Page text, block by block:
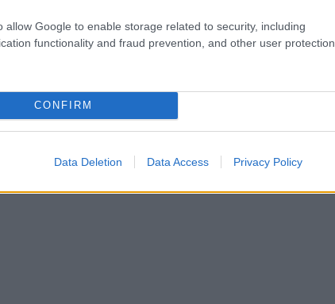
allow Google to enable storage related to security, including
functionality and fraud prevention, and other user protection.
CONFIRM
Data Deletion Data Access Privacy Policy